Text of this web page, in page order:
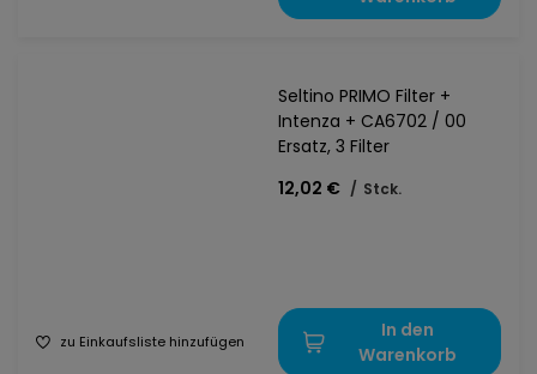
Seltino PRIMO Filter +
Intenza + CA6702 / 00
Ersatz, 3 Filter
12,02 € / Stck.
zu Einkaufsliste hinzufügen
In den
Warenkorb